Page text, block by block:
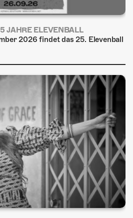
JAHRE ELEVENBALL
2026 findet das 25. Elevenball